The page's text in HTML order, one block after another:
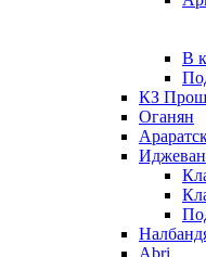
В
КЗ
Оганян
Abri